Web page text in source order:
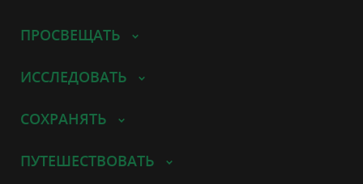
ПРОСВЕЩАТЬ
ИССЛЕДОВАТЬ
СОХРАНЯТЬ
ПУТЕШЕСТВОВАТЬ